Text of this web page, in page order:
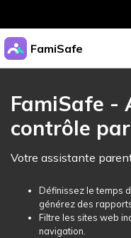
Produits phares
Utilité
Aperçu
Solutions
Actualités
Boutique
Support
FamiSafe
Protégez
Fonctionnalités
Activité de
Service de
Blog
Traceur de
Temps d'Écran
Ressources
Thèmes Phares
Tarifs
FamiSafe -
contrôle
Votre assistante
Définissez le temps
générez des
Filtre les sites web
navigation.